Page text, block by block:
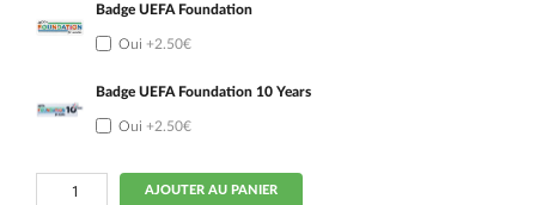
Badge UEFA Foundation
Oui +2.50€
Badge UEFA Foundation 10 Years
Oui +2.50€
quantité
AJOUTER AU PANIER